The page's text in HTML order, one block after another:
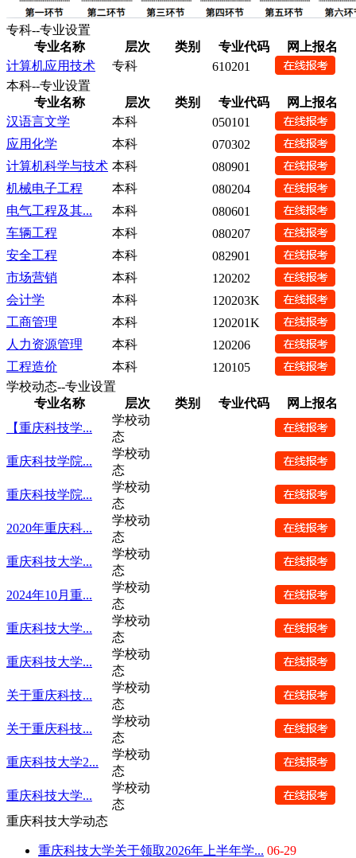
专科--专业设置
专业名称
层次 类别 专业代码
网上报名
计算机应用技术
专科
610201
本科--专业设置
专业名称
层次 类别 专业代码
网上报名
汉语言文学
本科
050101
应用化学
本科
070302
计算机科学与技术 本科
080901
机械电子工程
本科
080204
电气工程及其...
本科
080601
车辆工程
本科
080207
安全工程
本科
082901
市场营销
本科
120202
会计学
本科
120203K
工商管理
本科
120201K
人力资源管理
本科
120206
工程造价
本科
120105
学校动态--专业设置
专业名称
层次 类别 专业代码
网上报名
【重庆科技学...
学校动
态
重庆科技学院...
学校动
态
重庆科技学院...
学校动
态
2020年重庆科...
学校动
态
重庆科技大学...
学校动
态
2024年10月重...
学校动
态
重庆科技大学...
学校动
态
重庆科技大学...
学校动
态
关于重庆科技...
学校动
态
关于重庆科技...
学校动
态
重庆科技大学2...
学校动
态
重庆科技大学...
学校动
态
重庆科技大学动态
重庆科技大学关于领取2026年上半年学... 06-29